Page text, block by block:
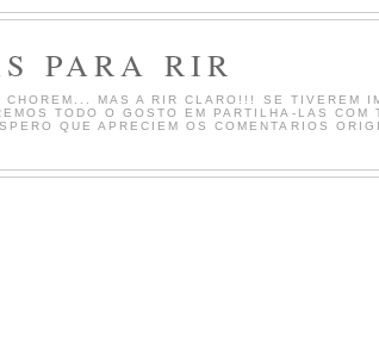
PARA RIR
MAS A RIR CLARO!!! SE TIVEREM
TODO O GOSTO EM PARTILHA-LAS COM
QUE APRECIEM OS COMENTARIOS